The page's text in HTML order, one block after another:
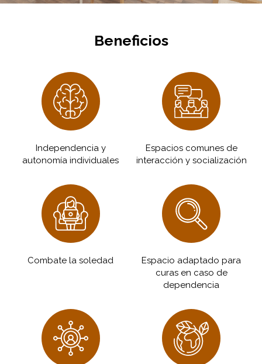
Beneficios
Independencia y
autonomía individuales
Espacios comunes de
interacción y socialización
Combate la soledad
Espacio adaptado para
curas en caso de
dependencia